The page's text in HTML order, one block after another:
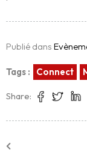
Publié dans
Tags : Connect
Share: